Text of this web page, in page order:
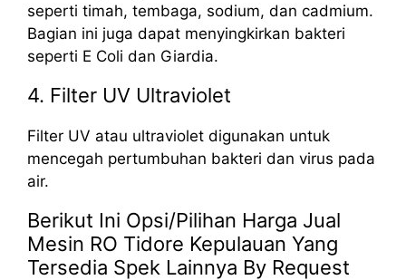
seperti timah, tembaga, sodium, dan cadmium.
Bagian ini juga dapat menyingkirkan bakteri
seperti E Coli dan Giardia.
4. Filter UV Ultraviolet
Filter UV atau ultraviolet digunakan untuk
mencegah pertumbuhan bakteri dan virus pada
air.
Berikut Ini Opsi/Pilihan Harga Jual
Mesin RO Tidore Kepulauan Yang
Tersedia Spek Lainnya By Request